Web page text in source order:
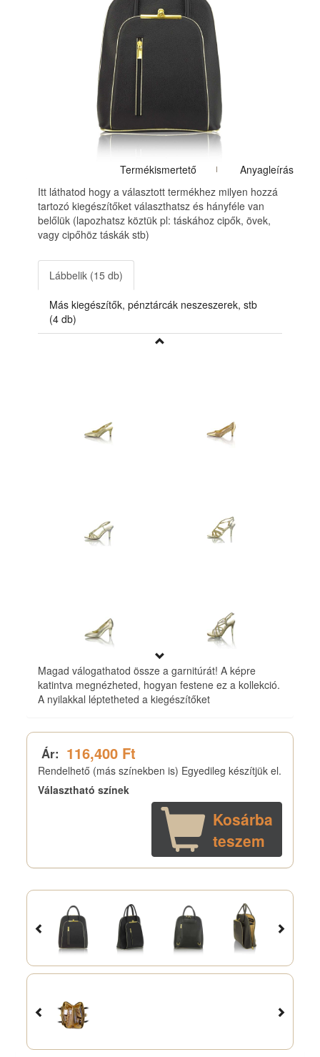
Termékismertető
Anyagleírás
Itt láthatod hogy a választott termékhez milyen hozzá
tartozó kiegészítőket választhatsz és hányféle van
belőlük (lapozhatsz köztük pl: táskához cipők, övek,
vagy cipőhöz táskák stb)
Lábbelik (15 db)
Más kiegészítők, pénztárcák neszeszerek, stb
(4 db)
Magad válogathatod össze a garnitúrát! A képre
katintva megnézheted, hogyan festene ez a kollekció.
A nyilakkal léptetheted a kiegészítőket
Ár: 116,400 Ft
Rendelhető (más színekben is) Egyedileg készítjük el.
Választható színek
Kosárba
teszem